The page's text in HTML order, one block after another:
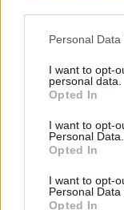
Personal
I want to opt-
personal data.
Opted In
I want to opt-
Personal Data.
Opted In
I want to opt-
Personal Data
Opted In